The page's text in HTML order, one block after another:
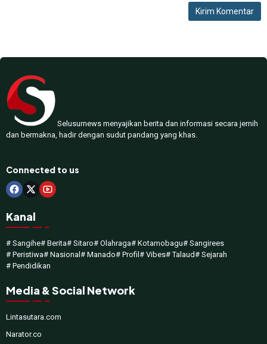
Selusurnews menyajikan berita dan informasi secara jernih
dan bermakna, hadir dengan sudut pandang yang khas.
Connected to us
Kanal
# Sangihe# Berita# Sitaro# Olahraga# Kotamobagu# Sangirees
# Peristiwa# Nasional # Manado# Profil # Vibes# Talaud# Sejarah
# Pendidikan
Media & Social Network
Lintasutara.com
Narator.co